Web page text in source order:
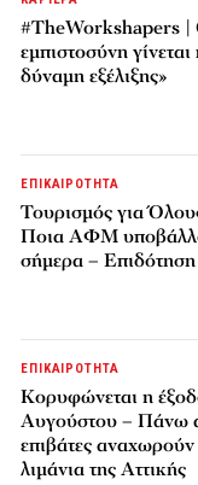
#TheWorkshapers |
εμπιστοσύνη γίνεται
δύναμη εξέλιξης»
ΕΠΙΚΑΙΡΟΤΗΤΑ
Τουρισμός για
Ποια ΑΦΜ
σήμερα –
ΕΠΙΚΑΙΡΟΤΗΤΑ
Κορυφώνεται η
Αυγούστου – Πάνω
επιβάτες
λιμάνια της Αττικής